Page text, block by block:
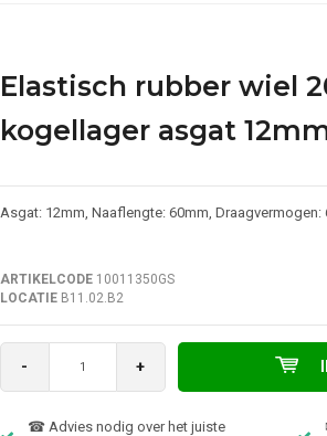
Elastisch rubber wiel
kogellager asgat
Asgat: 12mm, Naaflengte: 60mm, Draagvermogen:
ARTIKELCODE10011350GS
LOCATIEB11.02.B2
- +
☎ Advies nodig over het juiste